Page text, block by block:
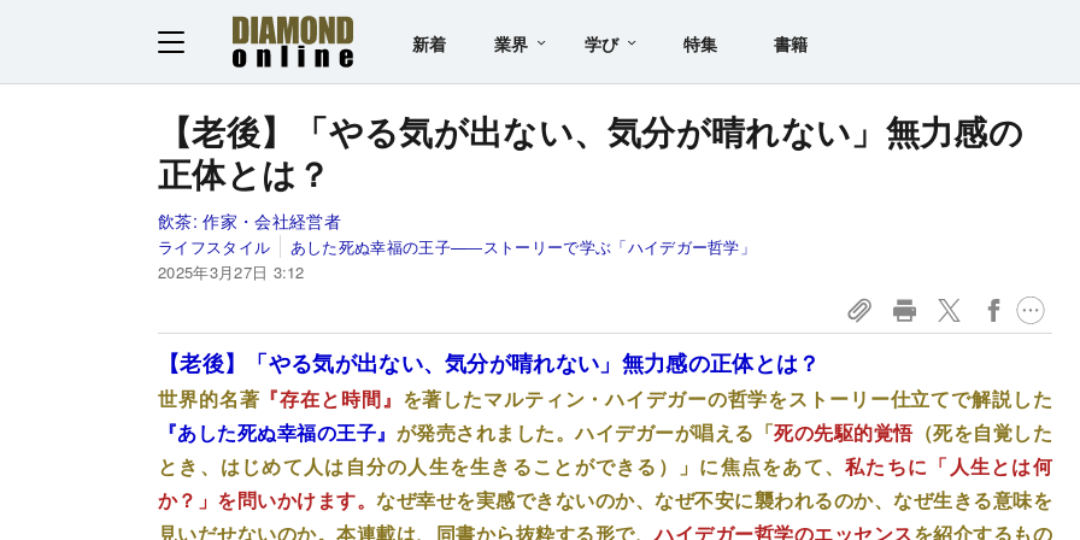
新着 業界 学び 特集 書籍
【老後】「やる気が出ない、気分が晴れない」無力感の
正体とは？
飲茶:作家・会社経営者
ライフスタイル
あした死ぬ幸福の王子—―ストーリーで学ぶ「ハイデガー哲学」
2025年3月27日 3:12
【老後】「やる気が出ない、気分が晴れない」無力感の正体とは？
世界的名著 『存在と時間』 を著したマルティン・ハイデガーの哲学をストーリー仕立てで解説した
『あした死ぬ幸福の王子』 が発売されました。ハイデガーが唱える「死の先駆的覚悟（死を自覚した
とき、はじめて人は自分の人生を生きることができる）」に焦点をあて、私たちに「人生とは何
か？」を問いかけます。なぜ幸せを実感できないのか、なぜ不安に襲われるのか、なぜ生きる意味を
見いだせないのか。本連載は、同書から抜粋する形で、ハイデガー哲学のエッセンスを紹介するもの